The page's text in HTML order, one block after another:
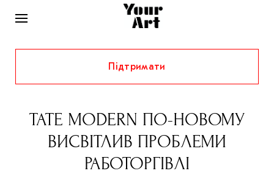
НОВИНИ
ІНТЕРВ’Ю
ХУДОЖНИКИ
КУРАТОРИ
РІДНИЙ КРАЙ
ФЕСТИВАЛІ
СТАТТІ
Підтримати
TATE MODERN ПО-НОВОМУ
ВИСВІТЛИВ ПРОБЛЕМИ
РАБОТОРГІВЛІ